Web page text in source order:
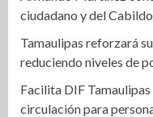
ciudadano y del Cabildo
Tamaulipas reforzará
reduciendo niveles de
Facilita DIF
circulación para